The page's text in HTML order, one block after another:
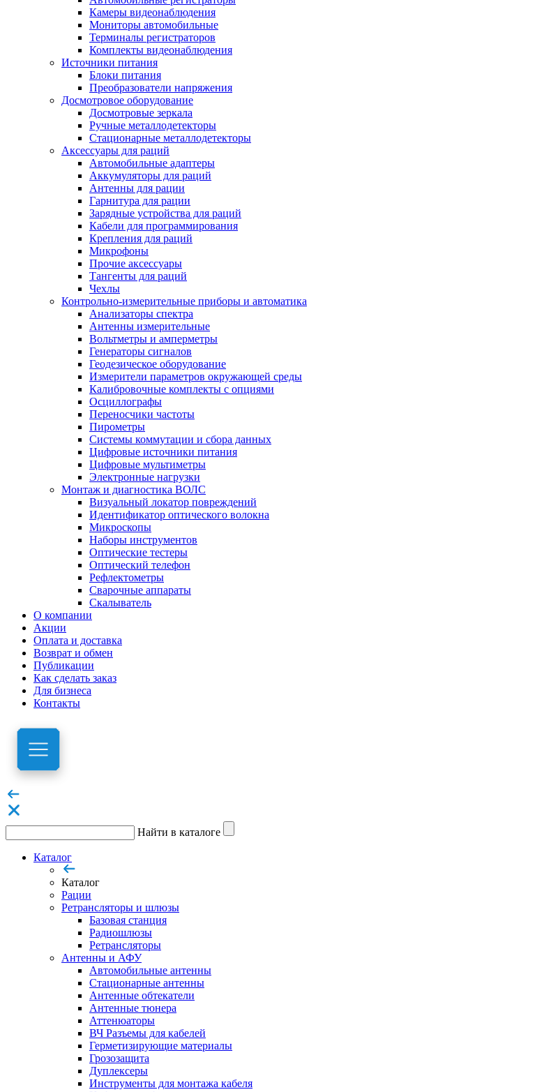
Камеры видеонаблюдения
Мониторы автомобильные
Терминалы регистраторов
Комплекты видеонаблюдения
Источники питания
Блоки питания
Преобразователи напряжения
Досмотровое оборудование
Досмотровые зеркала
Ручные металлодетекторы
Стационарные металлодетекторы
Аксессуары для раций
Автомобильные адаптеры
Аккумуляторы для раций
Антенны для рации
Гарнитура для рации
Зарядные устройства для раций
Кабели для программирования
Крепления для раций
Микрофоны
Прочие аксессуары
Тангенты для раций
Чехлы
Контрольно-измерительные приборы и автоматика
Анализаторы спектра
Антенны измерительные
Вольтметры и амперметры
Генераторы сигналов
Геодезическое оборудование
Измерители параметров окружающей среды
Калибровочные комплекты с опциями
Осциллографы
Переносчики частоты
Пирометры
Системы коммутации и сбора данных
Цифровые источники питания
Цифровые мультиметры
Электронные нагрузки
Монтаж и диагностика ВОЛС
Визуальный локатор повреждений
Идентификатор оптического волокна
Микроскопы
Наборы инструментов
Оптические тестеры
Оптический телефон
Рефлектометры
Сварочные аппараты
Скалыватель
О компании
Акции
Оплата и доставка
Возврат и обмен
Публикации
Как сделать заказ
Для бизнеса
Контакты
Найти в каталоге
Каталог
Каталог
Рации
Ретрансляторы и шлюзы
Базовая станция
Радиошлюзы
Ретрансляторы
Антенны и АФУ
Автомобильные антенны
Стационарные антенны
Антенные обтекатели
Антенные тюнера
Аттенюаторы
ВЧ Разъемы для кабелей
Герметизирующие материалы
Грозозащита
Дуплексеры
Инструменты для монтажа кабеля